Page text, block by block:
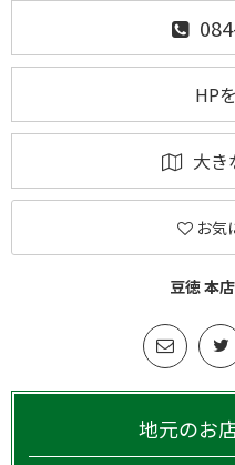
HP
大き
お気
豆徳 本
地元のお